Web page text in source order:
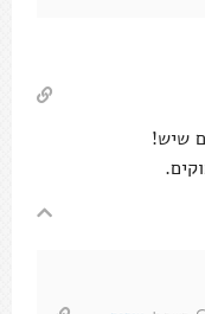
שיש!